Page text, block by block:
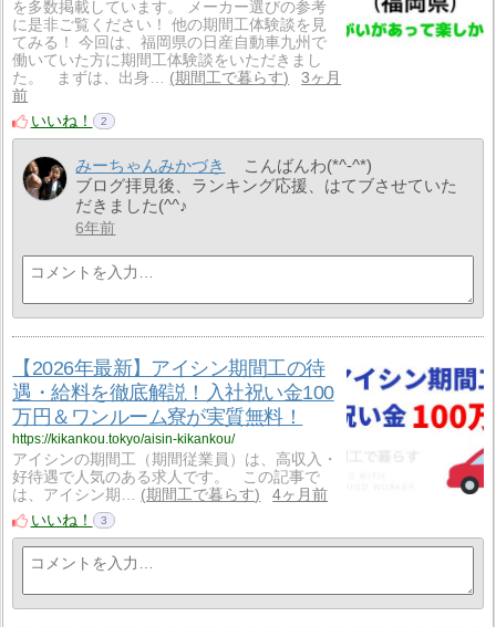
を多数掲載しています。 メーカー選びの参考
に是非ご覧ください！ 他の期間工体験談を見
てみる！ 今回は、福岡県の日産自動車九州で
働いていた方に期間工体験談をいただきまし
た。 まずは、出身…
期間工で暮らす
3ヶ月
前
いいね！
2
みーちゃんみかづき
こんばんわ(*^-^*)
ブログ拝見後、ランキング応援、はてブさせていた
だきました(^^♪
6年前
【2026年最新】アイシン期間工の待
遇・給料を徹底解説！入社祝い金100
万円＆ワンルーム寮が実質無料！
https://kikankou.tokyo/aisin-kikankou/
アイシンの期間工（期間従業員）は、高収入・
好待遇で人気のある求人です。 この記事で
は、アイシン期…
期間工で暮らす
4ヶ月前
いいね！
3